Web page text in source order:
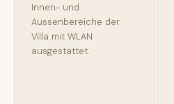
Innen- und
Aussenbereiche der
Villa mit WLAN
ausgestattet.